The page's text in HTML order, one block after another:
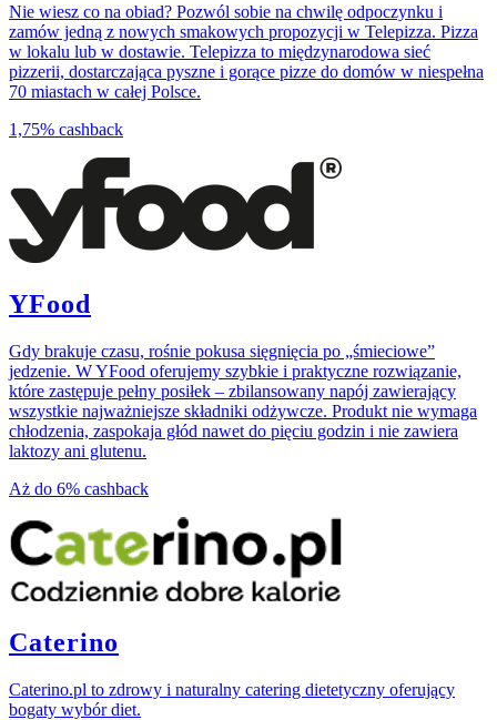
Nie wiesz co na obiad? Pozwól sobie na chwilę odpoczynku i
zamów jedną z nowych smakowych propozycji w Telepizza. Pizza
w lokalu lub w dostawie. Telepizza to międzynarodowa sieć
pizzerii, dostarczająca pyszne i gorące pizze do domów w niespełna
70 miastach w całej Polsce.
1,75% cashback
YFood
Gdy brakuje czasu, rośnie pokusa sięgnięcia po „śmieciowe”
jedzenie. W YFood oferujemy szybkie i praktyczne rozwiązanie,
które zastępuje pełny posiłek – zbilansowany napój zawierający
wszystkie najważniejsze składniki odżywcze. Produkt nie wymaga
chłodzenia, zaspokaja głód nawet do pięciu godzin i nie zawiera
laktozy ani glutenu.
Aż do 6% cashback
Caterino
Caterino.pl to zdrowy i naturalny catering dietetyczny oferujący
bogaty wybór diet.